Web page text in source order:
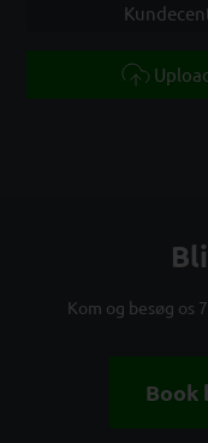
Kom og besøg os
Book